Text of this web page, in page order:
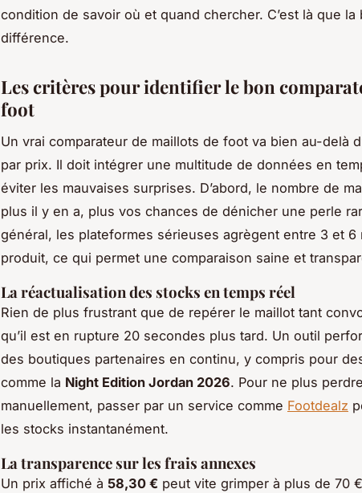
condition de savoir où et quand chercher. C’est là que
différence.
Les critères pour identifier le bon
foot
Un vrai comparateur de maillots de foot va bien au-delà
par prix. Il doit intégrer une multitude de données en
éviter les mauvaises surprises. D’abord, le nombre de
plus il y en a, plus vos chances de dénicher une perle
général, les plateformes sérieuses agrègent entre 3 et 6
produit, ce qui permet une comparaison saine et
La réactualisation des stocks en temps réel
Rien de plus frustrant que de repérer le maillot tant
qu’il est en rupture 20 secondes plus tard. Un outil
des boutiques partenaires en continu, y compris pour
comme la Night Edition Jordan 2026. Pour ne plus
manuellement, passer par un service comme Footdealz
les stocks instantanément.
La transparence sur les frais annexes
Un prix affiché à 58,30 € peut vite grimper à plus de 70